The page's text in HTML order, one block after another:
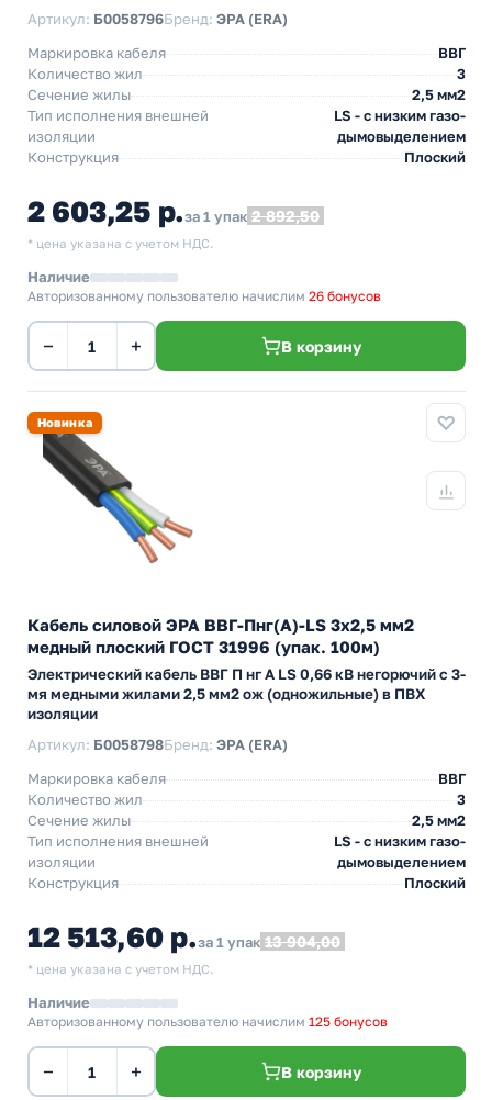
Артикул: Б0058796Бренд: ЭРА (ERA)
Маркировка кабеля
ВВГ
Количество жил
3
Сечение жилы
2,5 мм2
Тип исполнения внешней
изоляции
LS - с низким газо-
дымовыделением
Конструкция
Плоский
2 603,25 р.за 1 упак 2 892,50
* цена указана с учетом НДС.
Наличие
Авторизованному пользователю начислим 26 бонусов
− + В корзину
Новинка
Кабель силовой ЭРА ВВГ-Пнг(А)-LS 3х2,5 мм2
медный плоский ГОСТ 31996 (упак. 100м)
Электрический кабель ВВГ П нг А LS 0,66 кВ негорючий с 3-
мя медными жилами 2,5 мм2 ож (одножильные) в ПВХ
изоляции
Артикул: Б0058798Бренд: ЭРА (ERA)
Маркировка кабеля
ВВГ
Количество жил
3
Сечение жилы
2,5 мм2
Тип исполнения внешней
изоляции
LS - с низким газо-
дымовыделением
Конструкция
Плоский
12 513,60 р.за 1 упак 13 904,00
* цена указана с учетом НДС.
Наличие
Авторизованному пользователю начислим 125 бонусов
− + В корзину